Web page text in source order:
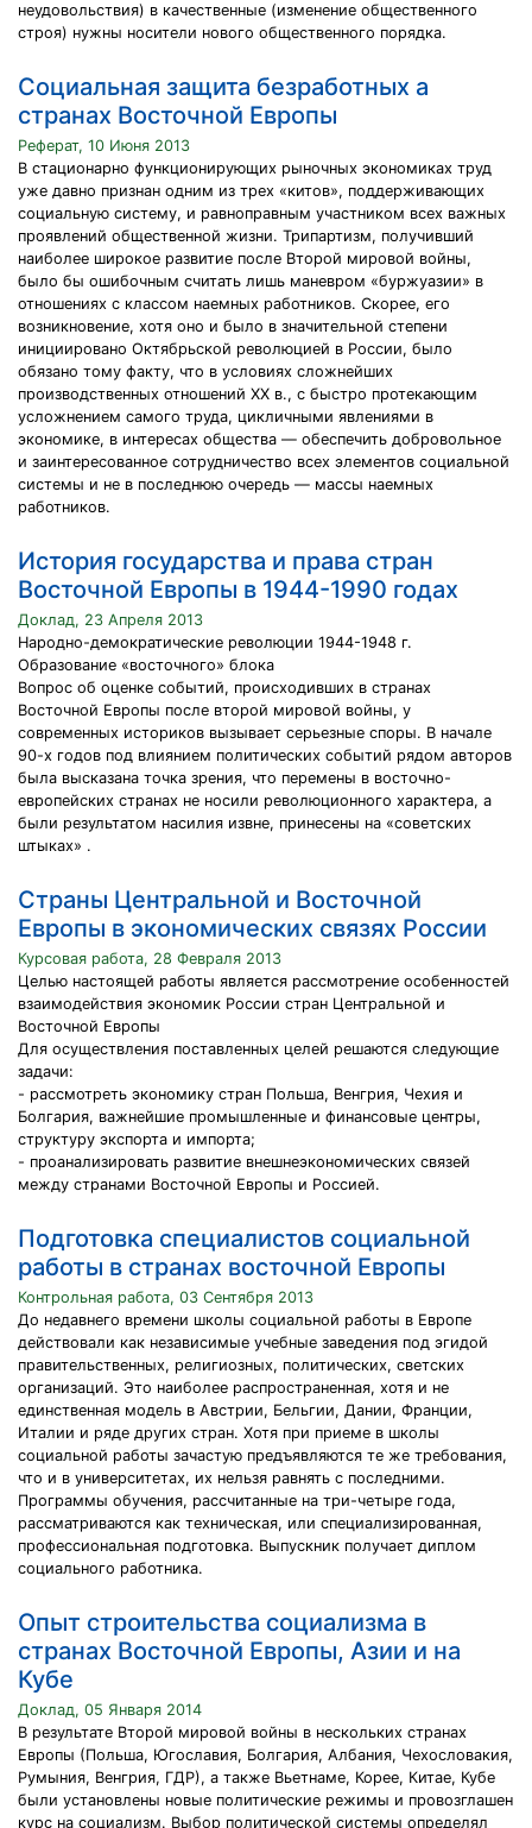
неудовольствия) в качественные (изменение общественного
строя) нужны носители нового общественного порядка.
Социальная защита безработных а
странах Восточной Европы
Реферат, 10 Июня 2013
В стационарно функционирующих рыночных экономиках труд
уже давно признан одним из трех «китов», поддерживающих
социальную систему, и равноправным участником всех важных
проявлений общественной жизни. Трипартизм, получивший
наиболее широкое развитие после Второй мировой войны,
было бы ошибочным считать лишь маневром «буржуазии» в
отношениях с классом наемных работников. Скорее, его
возникновение, хотя оно и было в значительной степени
инициировано Октябрьской революцией в России, было
обязано тому факту, что в условиях сложнейших
производственных отношений XX в., с быстро протекающим
усложнением самого труда, цикличными явлениями в
экономике, в интересах общества — обеспечить добровольное
и заинтересованное сотрудничество всех элементов социальной
системы и не в последнюю очередь — массы наемных
работников.
История государства и права стран
Восточной Европы в 1944-1990 годах
Доклад, 23 Апреля 2013
Народно-демократические революции 1944-1948 г.
Образование «восточного» блока
Вопрос об оценке событий, происходивших в странах
Восточной Европы после второй мировой войны, у
современных историков вызывает серьезные споры. В начале
90-х годов под влиянием политических событий рядом авторов
была высказана точка зрения, что перемены в восточно-
европейских странах не носили революционного характера, а
были результатом насилия извне, принесены на «советских
штыках» .
Страны Центральной и Восточной
Европы в экономических связях России
Курсовая работа, 28 Февраля 2013
Целью настоящей работы является рассмотрение особенностей
взаимодействия экономик России стран Центральной и
Восточной Европы
Для осуществления поставленных целей решаются следующие
задачи:
- рассмотреть экономику стран Польша, Венгрия, Чехия и
Болгария, важнейшие промышленные и финансовые центры,
структуру экспорта и импорта;
- проанализировать развитие внешнеэкономических связей
между странами Восточной Европы и Россией.
Подготовка специалистов социальной
работы в странах восточной Европы
Контрольная работа, 03 Сентября 2013
До недавнего времени школы социальной работы в Европе
действовали как независимые учебные заведения под эгидой
правительственных, религиозных, политических, светских
организаций. Это наиболее распространенная, хотя и не
единственная модель в Австрии, Бельгии, Дании, Франции,
Италии и ряде других стран. Хотя при приеме в школы
социальной работы зачастую предъявляются те же требования,
что и в университетах, их нельзя равнять с последними.
Программы обучения, рассчитанные на три-четыре года,
рассматриваются как техническая, или специализированная,
профессиональная подготовка. Выпускник получает диплом
социального работника.
Опыт строительства социализма в
странах Восточной Европы, Азии и на
Кубе
Доклад, 05 Января 2014
В результате Второй мировой войны в нескольких странах
Европы (Польша, Югославия, Болгария, Албания, Чехословакия,
Румыния, Венгрия, ГДР), а также Вьетнаме, Корее, Китае, Кубе
были установлены новые политические режимы и провозглашен
курс на социализм. Выбор политической системы определял